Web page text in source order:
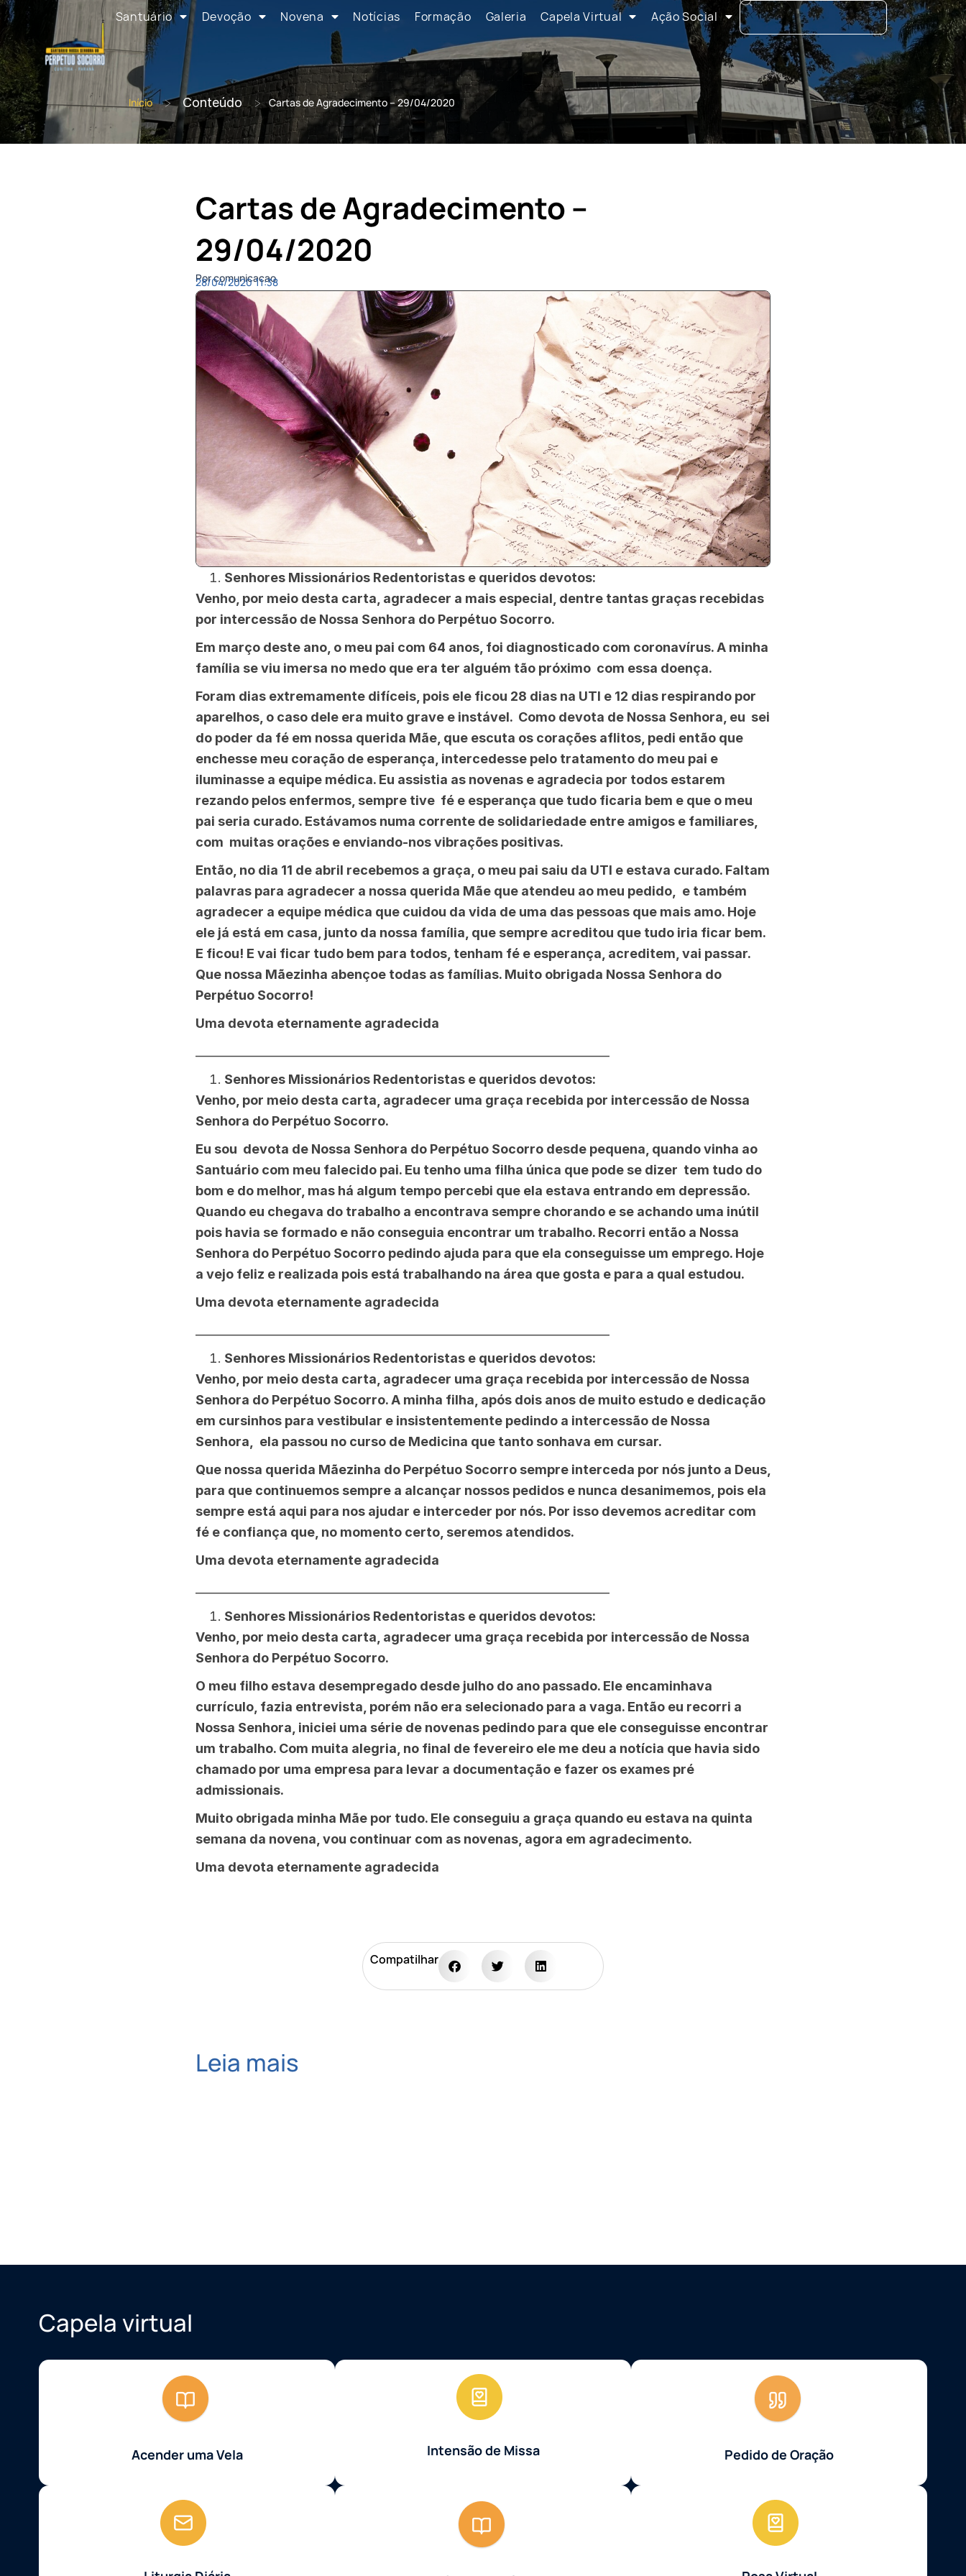
Santuário Devoção Novena Notícias Formação Galeria Capela Virtual Ação Social
Início > Conteúdo > Cartas de Agradecimento – 29/04/2020
Cartas de Agradecimento –
29/04/2020
Por comunicacao
28/04/2020 11:38
Senhores Missionários Redentoristas e queridos devotos:
Venho, por meio desta carta, agradecer a mais especial, dentre tantas graças recebidas
por intercessão de Nossa Senhora do Perpétuo Socorro.
Em março deste ano, o meu pai com 64 anos, foi diagnosticado com coronavírus. A minha
família se viu imersa no medo que era ter alguém tão próximo com essa doença.
Foram dias extremamente difíceis, pois ele ficou 28 dias na UTI e 12 dias respirando por
aparelhos, o caso dele era muito grave e instável. Como devota de Nossa Senhora, eu sei
do poder da fé em nossa querida Mãe, que escuta os corações aflitos, pedi então que
enchesse meu coração de esperança, intercedesse pelo tratamento do meu pai e
iluminasse a equipe médica. Eu assistia as novenas e agradecia por todos estarem
rezando pelos enfermos, sempre tive fé e esperança que tudo ficaria bem e que o meu
pai seria curado. Estávamos numa corrente de solidariedade entre amigos e familiares,
com muitas orações e enviando-nos vibrações positivas.
Então, no dia 11 de abril recebemos a graça, o meu pai saiu da UTI e estava curado. Faltam
palavras para agradecer a nossa querida Mãe que atendeu ao meu pedido, e também
agradecer a equipe médica que cuidou da vida de uma das pessoas que mais amo. Hoje
ele já está em casa, junto da nossa família, que sempre acreditou que tudo iria ficar bem.
E ficou! E vai ficar tudo bem para todos, tenham fé e esperança, acreditem, vai passar.
Que nossa Mãezinha abençoe todas as famílias. Muito obrigada Nossa Senhora do
Perpétuo Socorro!
Uma devota eternamente agradecida
Senhores Missionários Redentoristas e queridos devotos:
Venho, por meio desta carta, agradecer uma graça recebida por intercessão de Nossa
Senhora do Perpétuo Socorro.
Eu sou devota de Nossa Senhora do Perpétuo Socorro desde pequena, quando vinha ao
Santuário com meu falecido pai. Eu tenho uma filha única que pode se dizer tem tudo do
bom e do melhor, mas há algum tempo percebi que ela estava entrando em depressão.
Quando eu chegava do trabalho a encontrava sempre chorando e se achando uma inútil
pois havia se formado e não conseguia encontrar um trabalho. Recorri então a Nossa
Senhora do Perpétuo Socorro pedindo ajuda para que ela conseguisse um emprego. Hoje
a vejo feliz e realizada pois está trabalhando na área que gosta e para a qual estudou.
Uma devota eternamente agradecida
Senhores Missionários Redentoristas e queridos devotos:
Venho, por meio desta carta, agradecer uma graça recebida por intercessão de Nossa
Senhora do Perpétuo Socorro. A minha filha, após dois anos de muito estudo e dedicação
em cursinhos para vestibular e insistentemente pedindo a intercessão de Nossa
Senhora, ela passou no curso de Medicina que tanto sonhava em cursar.
Que nossa querida Mãezinha do Perpétuo Socorro sempre interceda por nós junto a Deus,
para que continuemos sempre a alcançar nossos pedidos e nunca desanimemos, pois ela
sempre está aqui para nos ajudar e interceder por nós. Por isso devemos acreditar com
fé e confiança que, no momento certo, seremos atendidos.
Uma devota eternamente agradecida
Senhores Missionários Redentoristas e queridos devotos:
Venho, por meio desta carta, agradecer uma graça recebida por intercessão de Nossa
Senhora do Perpétuo Socorro.
O meu filho estava desempregado desde julho do ano passado. Ele encaminhava
currículo, fazia entrevista, porém não era selecionado para a vaga. Então eu recorri a
Nossa Senhora, iniciei uma série de novenas pedindo para que ele conseguisse encontrar
um trabalho. Com muita alegria, no final de fevereiro ele me deu a notícia que havia sido
chamado por uma empresa para levar a documentação e fazer os exames pré
admissionais.
Muito obrigada minha Mãe por tudo. Ele conseguiu a graça quando eu estava na quinta
semana da novena, vou continuar com as novenas, agora em agradecimento.
Uma devota eternamente agradecida
Compatilhar
Leia mais
Capela virtual
Acender uma Vela Intensão de Missa Pedido de Oração